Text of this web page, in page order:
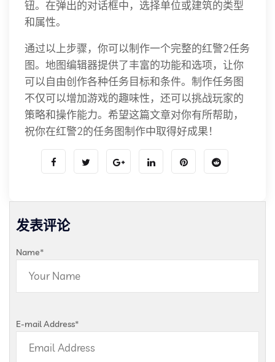
钮。在弹出的对话框中，选择单位或建筑的类型
和属性。
通过以上步骤，你可以制作一个完整的红警2任务
图。地图编辑器提供了丰富的功能和选项，让你
可以自由创作各种任务目标和条件。制作任务图
不仅可以增加游戏的趣味性，还可以挑战玩家的
策略和操作能力。希望这篇文章对你有所帮助，
祝你在红警2的任务图制作中取得好成果！
发表评论
Name*
E-mail Address*